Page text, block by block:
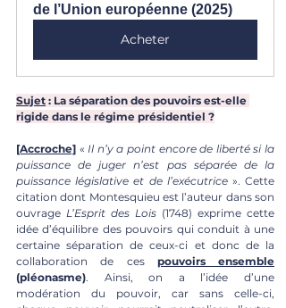
de l’Union européenne (2025)
Acheter
Sujet : La séparation des pouvoirs est-elle
rigide dans le régime présidentiel ?
[Accroche] « Il n’y a point encore de liberté si la
puissance de juger n’est pas séparée de la
puissance législative et de l’exécutrice ». Cette
citation dont Montesquieu est l’auteur dans son
ouvrage L’Esprit des Lois (1748) exprime cette
idée d’équilibre des pouvoirs qui conduit à une
certaine séparation de ceux-ci et donc de la
collaboration de ces pouvoirs ensemble
(pléonasme). Ainsi, on a l’idée d’une
modération du pouvoir, car sans celle-ci,